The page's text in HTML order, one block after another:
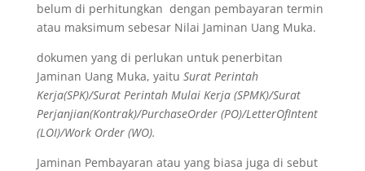
belum di perhitungkan dengan pembayaran termin
atau maksimum sebesar Nilai Jaminan Uang Muka.
dokumen yang di perlukan untuk penerbitan
Jaminan Uang Muka, yaitu Surat Perintah
Kerja(SPK)/Surat Perintah Mulai Kerja (SPMK)/Surat
Perjanjian(Kontrak)/PurchaseOrder (PO)/LetterOfIntent
(LOI)/Work Order (WO).
Jaminan Pembayaran atau yang biasa juga di sebut